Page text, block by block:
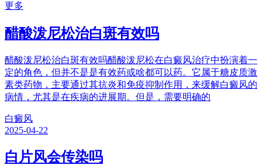
更多
醋酸泼尼松治白斑有效吗
醋酸泼尼松治白斑有效吗醋酸泼尼松在白癜风治疗中扮演着一
定的角色，但并不是是有效药或啥都可以药。它属于糖皮质激
素类药物，主要通过其抗炎和免疫抑制作用，来缓解白癜风的
病情，尤其是在疾病的进展期。但是，需要明确的
白癜风
2025-04-22
白片风会传染吗